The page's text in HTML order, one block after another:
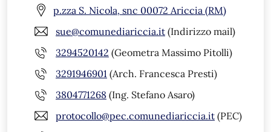
p.zza S. Nicola, snc 00072 Ariccia (RM)
sue@comunediariccia.it (Indirizzo mail)
3294520142 (Geometra Massimo Pitolli)
3291946901 (Arch. Francesca Presti)
3804771268 (Ing. Stefano Asaro)
protocollo@pec.comunediariccia.it (PEC)